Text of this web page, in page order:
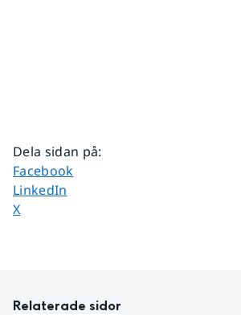
Dela sidan på:
Dela sidan på
Facebook
Dela sidan på
LinkedIn
Dela sidan på
X
Relaterade sidor